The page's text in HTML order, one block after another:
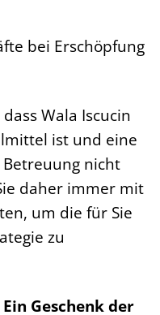
bei Erschöpfung
Wala Iscucin
ist und eine
nicht
daher immer mit
um die für Sie
zu
Geschenk der